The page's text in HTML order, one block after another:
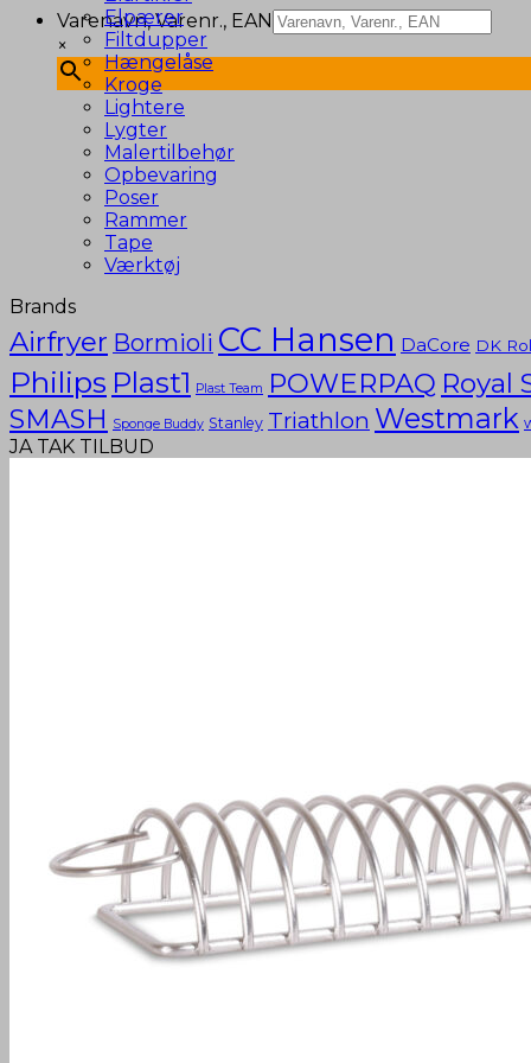
Varenavn, Varenr., EAN
×
Elpærer
Filtdupper
Hængelåse
Kroge
Lightere
Lygter
Malertilbehør
Opbevaring
Poser
Rammer
Tape
Værktøj
Brands
Airfryer Bormioli CC Hansen DaCore DK
Philips Plast1 Plast Team POWERPAQ Royal
SMASH Sponge Buddy Stanley Triathlon Westmark
JA TAK TILBUD